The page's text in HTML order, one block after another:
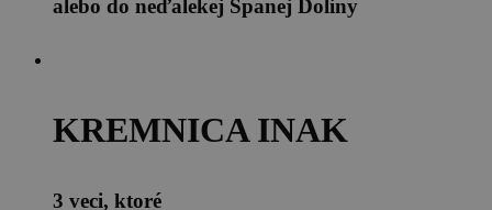
alebo do neďalekej Španej Doliny
KREMNICA INAK
3 veci, ktoré